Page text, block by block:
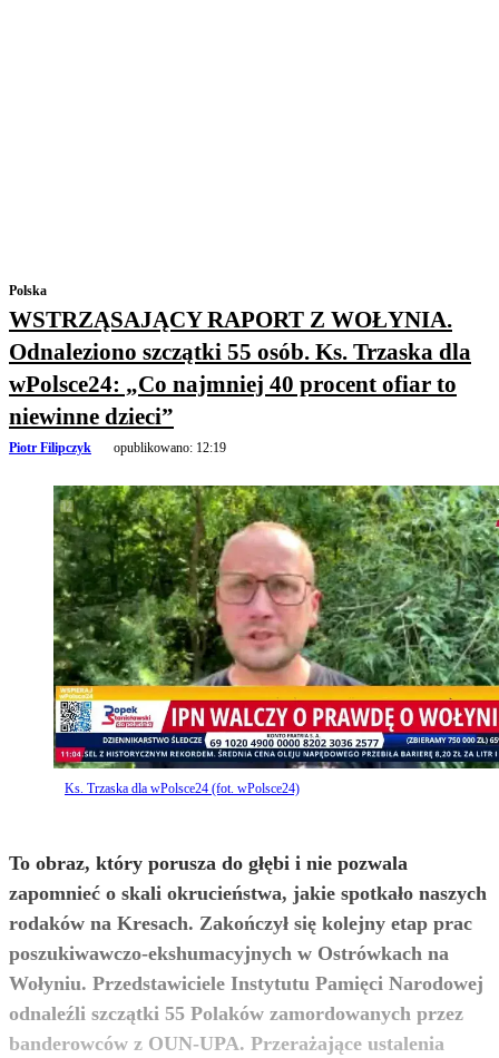
Polska
WSTRZĄSAJĄCY RAPORT Z WOŁYNIA.
Odnaleziono szczątki 55 osób. Ks. Trzaska dla
wPolsce24: „Co najmniej 40 procent ofiar to
niewinne dzieci”
Piotr Filipczyk opublikowano: 12:19
Ks. Trzaska dla wPolsce24 (fot. wPolsce24)
To obraz, który porusza do głębi i nie pozwala
zapomnieć o skali okrucieństwa, jakie spotkało naszych
rodaków na Kresach. Zakończył się kolejny etap prac
poszukiwawczo-ekshumacyjnych w Ostrówkach na
Wołyniu. Przedstawiciele Instytutu Pamięci Narodowej
odnaleźli szczątki 55 Polaków zamordowanych przez
banderowców z OUN-UPA. Przerażające ustalenia